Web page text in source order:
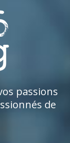
passions
de